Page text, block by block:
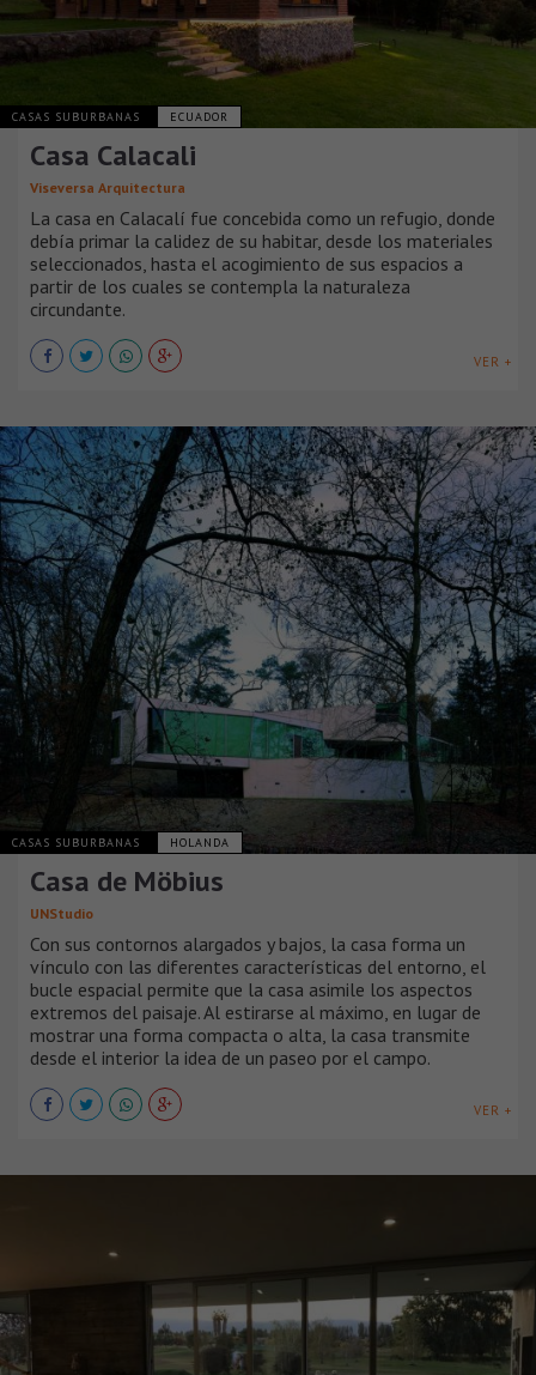
CASAS SUBURBANAS ECUADOR
Casa Calacali
Viseversa Arquitectura
La casa en Calacalí fue concebida como un refugio, donde
debía primar la calidez de su habitar, desde los materiales
seleccionados, hasta el acogimiento de sus espacios a
partir de los cuales se contempla la naturaleza
circundante.
VER +
CASAS SUBURBANAS HOLANDA
Casa de Möbius
UNStudio
Con sus contornos alargados y bajos, la casa forma un
vínculo con las diferentes características del entorno, el
bucle espacial permite que la casa asimile los aspectos
extremos del paisaje. Al estirarse al máximo, en lugar de
mostrar una forma compacta o alta, la casa transmite
desde el interior la idea de un paseo por el campo.
VER +